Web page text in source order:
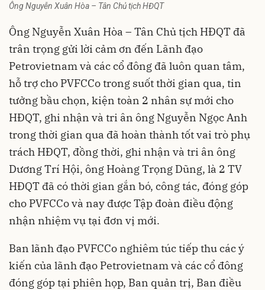
Ông Nguyễn Xuân Hòa – Tân Chủ tịch HĐQT
Ông Nguyễn Xuân Hòa – Tân Chủ tịch HĐQT đã
trân trọng gửi lời cảm ơn đến Lãnh đạo
Petrovietnam và các cổ đông đã luôn quan tâm,
hỗ trợ cho PVFCCo trong suốt thời gian qua, tin
tưởng bầu chọn, kiện toàn 2 nhân sự mới cho
HĐQT, ghi nhận và tri ân ông Nguyễn Ngọc Anh
trong thời gian qua đã hoàn thành tốt vai trò phụ
trách HĐQT, đồng thời, ghi nhận và tri ân ông
Dương Trí Hội, ông Hoàng Trọng Dũng, là 2 TV
HĐQT đã có thời gian gắn bó, công tác, đóng góp
cho PVFCCo và nay được Tập đoàn điều động
nhận nhiệm vụ tại đơn vị mới.
Ban lãnh đạo PVFCCo nghiêm túc tiếp thu các ý
kiến của lãnh đạo Petrovietnam và các cổ đông
đóng góp tại phiên họp, Ban quản trị, Ban điều